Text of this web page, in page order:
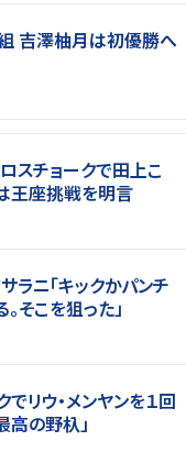
吉澤柚月は初優勝へ
スチョークで田上こ
王座挑戦を明言
ラニ「キックかパンチ
そこを狙った」
でリウ・メンヤンを１回
高の野杁」